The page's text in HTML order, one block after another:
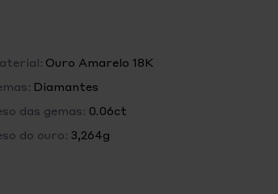
Ouro Amarelo 18K
Diamantes
das gemas: 0.06ct
do ouro: 3,264g